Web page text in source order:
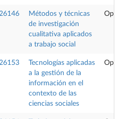
Métodos y técnicas
de investigación
cualitativa aplicados
a trabajo social
Tecnologías aplicadas
a la gestión de la
información en el
contexto de las
ciencias sociales